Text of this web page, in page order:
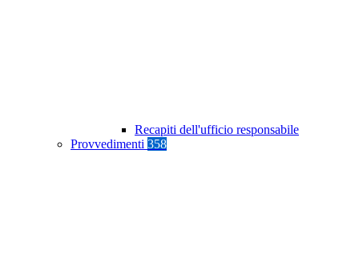
Recapiti dell'ufficio responsabile
Provvedimenti 358